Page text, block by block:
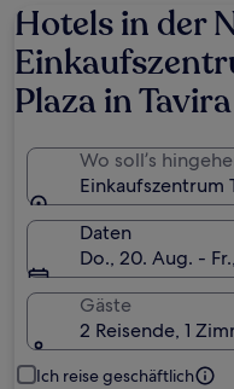
Hotels in der
Plaza in Tavira
Wo soll’s
Einkaufszentrum
Daten
Do., 20. Aug. -
Gäste
2 Reisende, 1
Ich reise geschäftlich